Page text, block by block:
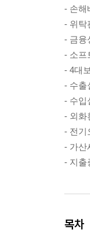
- 손해
- 위탁
- 금융
- 소프
- 4대
- 수출
- 수입
- 외화
- 전기
- 가산
- 지출
목차